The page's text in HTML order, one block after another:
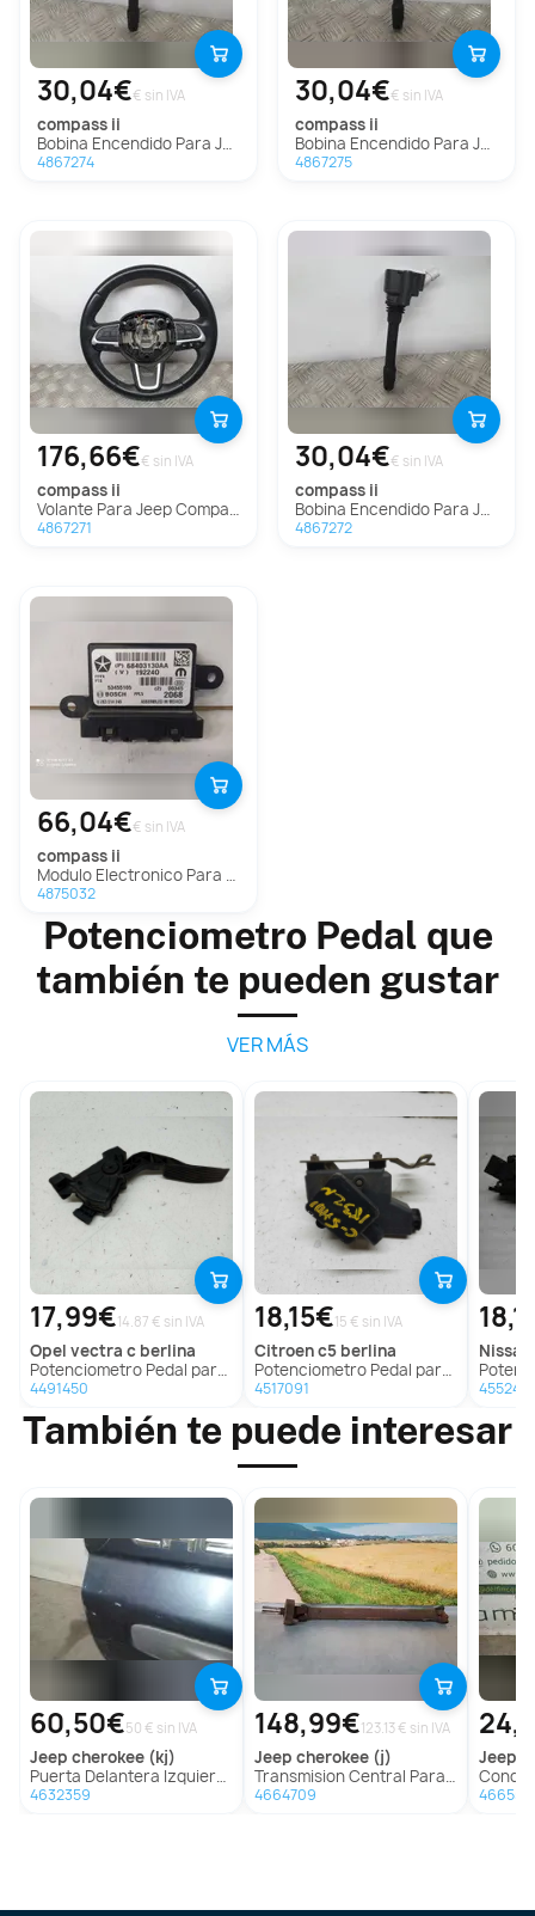
30,04€€ sin IVA
compass ii
Bobina Encendido Para Jeep Compass Ii
4867274
30,04€€ sin IVA
compass ii
Bobina Encendido Para Jeep Compass Ii
4867275
176,66€€ sin IVA
compass ii
Volante Para Jeep Compass Ii
4867271
30,04€€ sin IVA
compass ii
Bobina Encendido Para Jeep Compass Ii
4867272
66,04€€ sin IVA
compass ii
Modulo Electronico Para Jeep Compass Ii
4875032
Potenciometro Pedal que
también te pueden gustar
VER MÁS
17,99€14.87 € sin IVA
opel vectra c berlina
Potenciometro Pedal para Opel Vectra C Berlina
4491450
18,15€15 € sin IVA
citroenc5 berlina
Potenciometro Pedal para Citroën C5 Berlina
4517091
nissan
También te puede interesar
60,50€50 € sin IVA
jeep cherokee (kj)
Puerta Delantera Izquierda para Jeep Cherokee (Kj)
4632359
148,99€123.13 € sin IVA
jeep cherokee (j)
Transmision Central Para Jeep Cherokee
4664709
jeep
Condensador /